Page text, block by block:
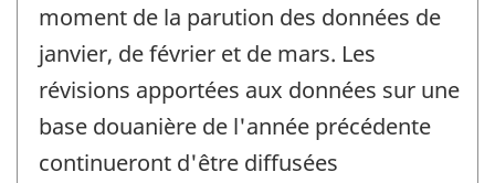
moment de la parution des données de
janvier, de février et de mars. Les
révisions apportées aux données sur une
base douanière de l'année précédente
continueront d'être diffusées